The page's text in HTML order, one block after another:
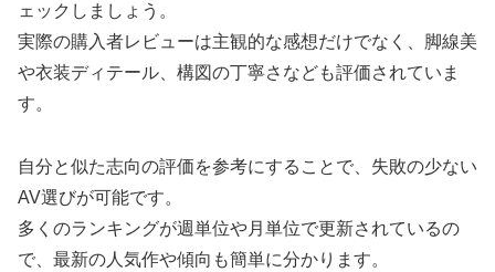
ェックしましょう。
実際の購入者レビューは主観的な感想だけでなく、脚線美
や衣装ディテール、構図の丁寧さなども評価されていま
す。
自分と似た志向の評価を参考にすることで、失敗の少ない
AV選びが可能です。
多くのランキングが週単位や月単位で更新されているの
で、最新の人気作や傾向も簡単に分かります。